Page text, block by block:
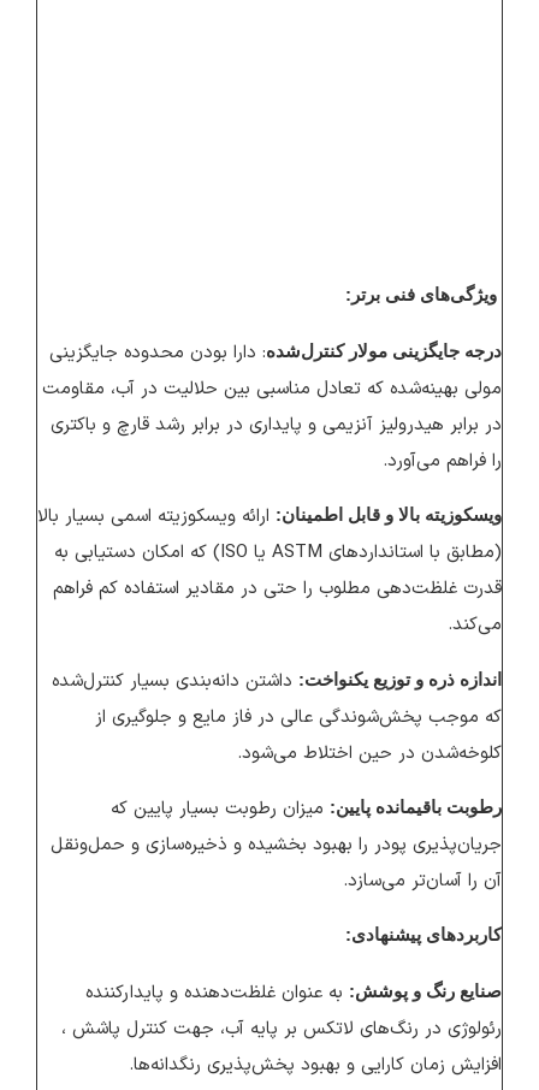
ویژگی‌های فنی برتر:
درجه جایگزینی مولار کنترل‌شده: دارا بودن محدوده جایگزینی
مولی بهینه‌شده که تعادل مناسبی بین حلالیت در آب، مقاومت
در برابر هیدرولیز آنزیمی و پایداری در برابر رشد قارچ و باکتری
را فراهم می‌آورد.
ویسکوزیته بالا و قابل اطمینان: ارائه ویسکوزیته اسمی بسیار بالا
(مطابق با استانداردهای ASTM یا ISO) که امکان دستیابی به
قدرت غلظت‌دهی مطلوب را حتی در مقادیر استفاده کم فراهم
می‌کند.
اندازه ذره و توزیع یکنواخت: داشتن دانه‌بندی بسیار کنترل‌شده
که موجب پخش‌شوندگی عالی در فاز مایع و جلوگیری از
کلوخه‌شدن در حین اختلاط می‌شود.
رطوبت باقیمانده پایین: میزان رطوبت بسیار پایین که
جریان‌پذیری پودر را بهبود بخشیده و ذخیره‌سازی و حمل‌ونقل
آن را آسان‌تر می‌سازد.
کاربردهای پیشنهادی:
صنایع رنگ و پوشش: به عنوان غلظت‌دهنده و پایدارکننده
رئولوژی در رنگ‌های لاتکس بر پایه آب، جهت کنترل پاشش ،
افزایش زمان کارایی و بهبود پخش‌پذیری رنگدانه‌ها.